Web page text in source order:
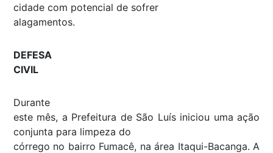
cidade com potencial de sofrer
alagamentos.
DEFESA
CIVIL
Durante
este mês, a Prefeitura de São Luís iniciou uma ação
conjunta para limpeza do
córrego no bairro Fumacê, na área Itaqui-Bacanga. A